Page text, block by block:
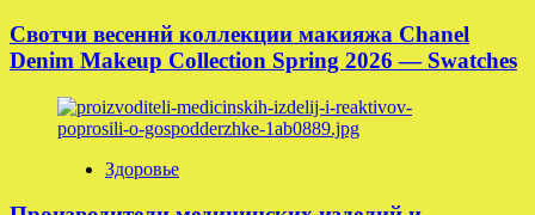
Свотчи весеннй коллекции макияжа Chanel
Denim Makeup Collection Spring 2026 — Swatches
Здоровье